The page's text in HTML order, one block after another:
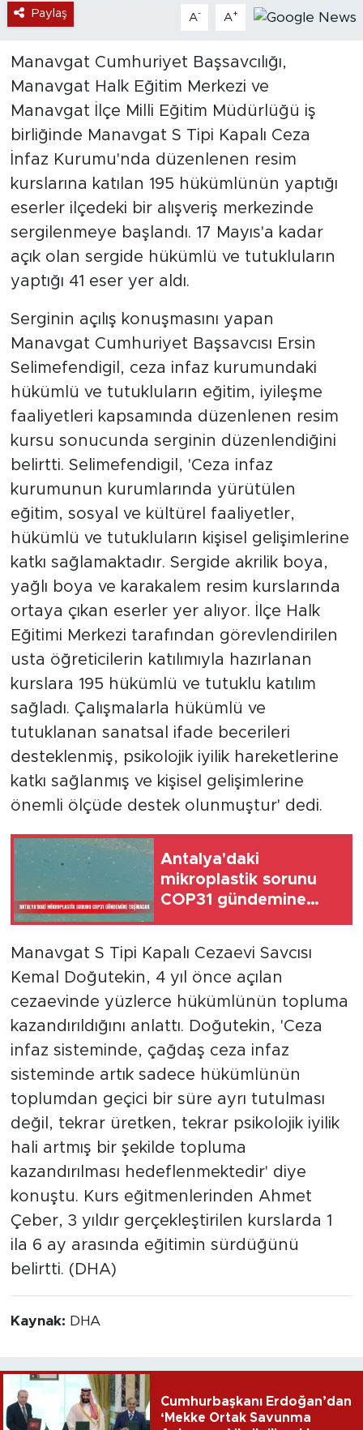
Paylaş A- A+
Manavgat Cumhuriyet Başsavcılığı,
Manavgat Halk Eğitim Merkezi ve
Manavgat İlçe Milli Eğitim Müdürlüğü iş
birliğinde Manavgat S Tipi Kapalı Ceza
İnfaz Kurumu'nda düzenlenen resim
kurslarına katılan 195 hükümlünün yaptığı
eserler ilçedeki bir alışveriş merkezinde
sergilenmeye başlandı. 17 Mayıs'a kadar
açık olan sergide hükümlü ve tutukluların
yaptığı 41 eser yer aldı.
Serginin açılış konuşmasını yapan
Manavgat Cumhuriyet Başsavcısı Ersin
Selimefendigil, ceza infaz kurumundaki
hükümlü ve tutukluların eğitim, iyileşme
faaliyetleri kapsamında düzenlenen resim
kursu sonucunda serginin düzenlendiğini
belirtti. Selimefendigil, 'Ceza infaz
kurumunun kurumlarında yürütülen
eğitim, sosyal ve kültürel faaliyetler,
hükümlü ve tutukluların kişisel gelişimlerine
katkı sağlamaktadır. Sergide akrilik boya,
yağlı boya ve karakalem resim kurslarında
ortaya çıkan eserler yer alıyor. İlçe Halk
Eğitimi Merkezi tarafından görevlendirilen
usta öğreticilerin katılımıyla hazırlanan
kurslara 195 hükümlü ve tutuklu katılım
sağladı. Çalışmalarla hükümlü ve
tutuklanan sanatsal ifade becerileri
desteklenmiş, psikolojik iyilik hareketlerine
katkı sağlanmış ve kişisel gelişimlerine
önemli ölçüde destek olunmuştur' dedi.
Antalya'daki
mikroplastik sorunu
COP31 gündemine
Manavgat S Tipi Kapalı Cezaevi Savcısı
Kemal Doğutekin, 4 yıl önce açılan
cezaevinde yüzlerce hükümlünün topluma
kazandırıldığını anlattı. Doğutekin, 'Ceza
infaz sisteminde, çağdaş ceza infaz
sisteminde artık sadece hükümlünün
toplumdan geçici bir süre ayrı tutulması
değil, tekrar üretken, tekrar psikolojik iyilik
hali artmış bir şekilde topluma
kazandırılması hedeflenmektedir' diye
konuştu. Kurs eğitmenlerinden Ahmet
Çeber, 3 yıldır gerçekleştirilen kurslarda 1
ila 6 ay arasında eğitimin sürdüğünü
belirtti. (DHA)
Kaynak: DHA
Cumhurbaşkanı Erdoğan’dan
‘Mekke Ortak Savunma